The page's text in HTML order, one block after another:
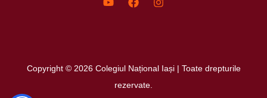
Copyright © 2026 Colegiul Național Iași | Toate drepturile
rezervate.